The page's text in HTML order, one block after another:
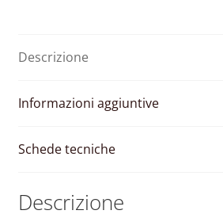
7.4
T2
Descrizione
Informazioni aggiuntive
Schede tecniche
Descrizione